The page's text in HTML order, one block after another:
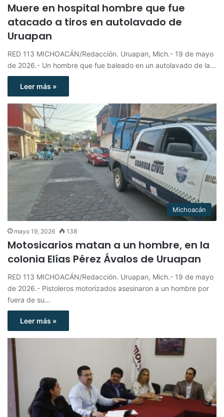
Muere en hospital hombre que fue
atacado a tiros en autolavado de
Uruapan
RED 113 MICHOACÁN/Redacción. Uruapan, Mich.- 19 de mayo
de 2026.- Un hombre que fue baleado en un autolavado de la…
Leer más »
Michoacán
mayo 19, 2026 138
Motosicarios matan a un hombre, en la
colonia Elías Pérez Ávalos de Uruapan
RED 113 MICHOACÁN/Redacción. Uruapan, Mich.- 19 de mayo
de 2026.- Pistoleros motorizados asesinaron a un hombre por
fuera de su…
Leer más »